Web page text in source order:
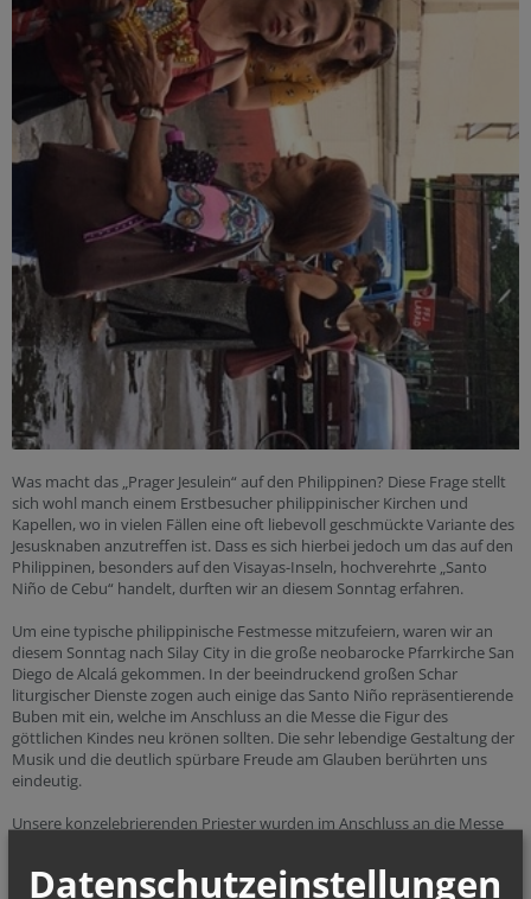
Was macht das „Prager Jesulein“ auf den Philippinen? Diese Frage stellt
sich wohl manch einem Erstbesucher philippinischer Kirchen und
Kapellen, wo in vielen Fällen eine oft liebevoll geschmückte Variante des
Jesusknaben anzutreffen ist. Dass es sich hierbei jedoch um das auf den
Philippinen, besonders auf den Visayas-Inseln, hochverehrte „Santo
Niño de Cebu“ handelt, durften wir an diesem Sonntag erfahren.
Um eine typische philippinische Festmesse mitzufeiern, waren wir an
diesem Sonntag nach Silay City in die große neobarocke Pfarrkirche San
Diego de Alcalá gekommen. In der beeindruckend großen Schar
liturgischer Dienste zogen auch einige das Santo Niño repräsentierende
Buben mit ein, welche im Anschluss an die Messe die Figur des
göttlichen Kindes neu krönen sollten. Die sehr lebendige Gestaltung der
Musik und die deutlich spürbare Freude am Glauben berührten uns
eindeutig.
Unsere konzelebrierenden Priester wurden im Anschluss an die Messe
Vor der Kirche trafen sich im Anschluss noch viele Menschen zu Musik
und landestypischen Snacks, wie etwa angebrüteten Enteneiern,
Datenschutzeinstellungen